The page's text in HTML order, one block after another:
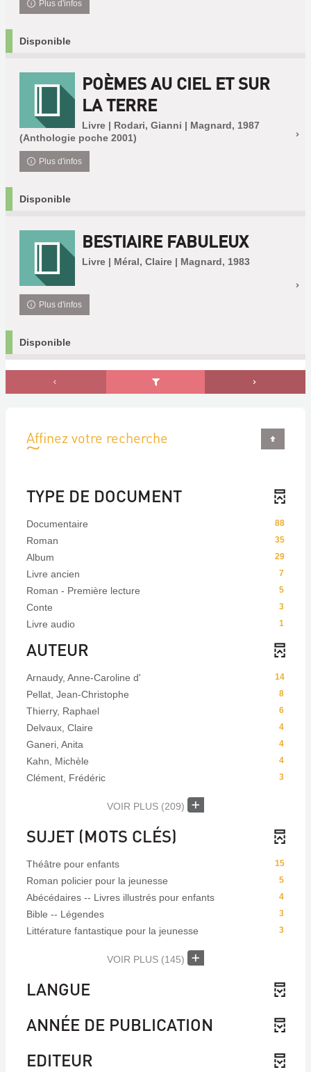
Plus d'infos
Disponible
POÈMES AU CIEL ET SUR
LA TERRE
Livre | Rodari, Gianni | Magnard, 1987
(Anthologie poche 2001)
Plus d'infos
Disponible
BESTIAIRE FABULEUX
Livre | Méral, Claire | Magnard, 1983
Plus d'infos
Disponible
Affinez votre recherche
TYPE DE DOCUMENT
88
Documentaire
35
Roman
29
Album
7
Livre ancien
5
Roman - Première lecture
3
Conte
1
Livre audio
AUTEUR
14
Arnaudy, Anne-Caroline d'
8
Pellat, Jean-Christophe
6
Thierry, Raphael
4
Delvaux, Claire
4
Ganeri, Anita
4
Kahn, Michèle
3
Clément, Frédéric
VOIR PLUS (209)
SUJET (MOTS CLÉS)
15
Théâtre pour enfants
5
Roman policier pour la jeunesse
4
Abécédaires -- Livres illustrés pour enfants
3
Bible -- Légendes
3
Littérature fantastique pour la jeunesse
VOIR PLUS (145)
LANGUE
ANNÉE DE PUBLICATION
EDITEUR